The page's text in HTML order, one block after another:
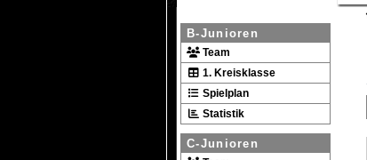
B-Junioren
Team
1. Kreisklasse
Spielplan
Statistik
C-Junioren